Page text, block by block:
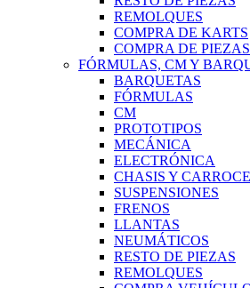
REMOLQUES
COMPRA DE KARTS
COMPRA DE PIEZAS
FÓRMULAS, CM Y
BARQUETAS
FÓRMULAS
CM
PROTOTIPOS
MECÁNICA
ELECTRÓNICA
CHASIS Y
SUSPENSIONES
FRENOS
LLANTAS
NEUMÁTICOS
RESTO DE PIEZAS
REMOLQUES